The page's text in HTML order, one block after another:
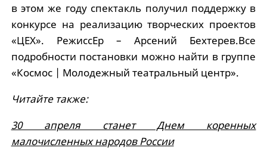
в этом же году спектакль получил поддержку в
конкурсе на реализацию творческих проектов
«ЦЕХ». РежиссЕр – Арсений Бехтерев.Все
подробности постановки можно найти в группе
«Космос | Молодежный театральный центр».
Читайте также:
30 апреля станет Днем коренных
малочисленных народов России